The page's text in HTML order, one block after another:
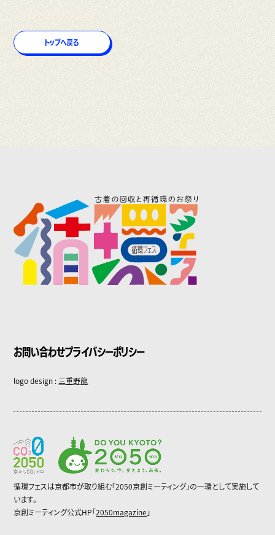
トップへ戻る
お問い合わせプライバシーポリシー
logo design : 三重野龍
循環フェスは京都市が取り組む「2050京創ミーティング」の一環として実施して
います。
京創ミーティング公式HP「2050magazine 」